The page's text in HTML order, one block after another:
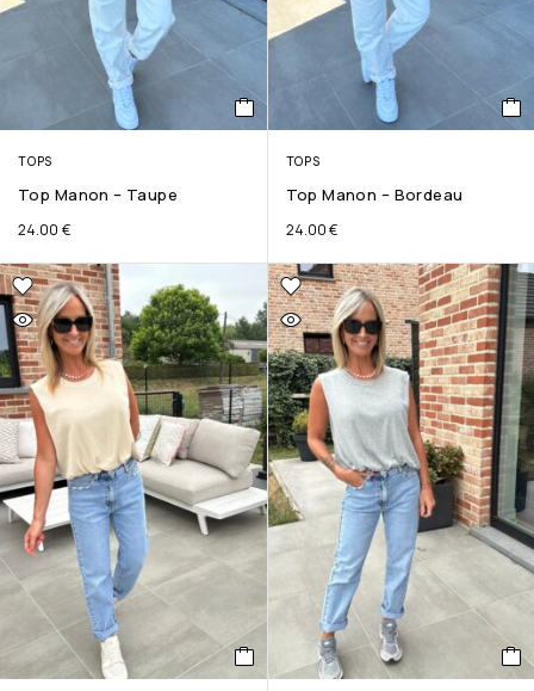
TOPS
Top Manon – Taupe
24.00 €
TOPS
Top Manon – Bordeau
24.00€